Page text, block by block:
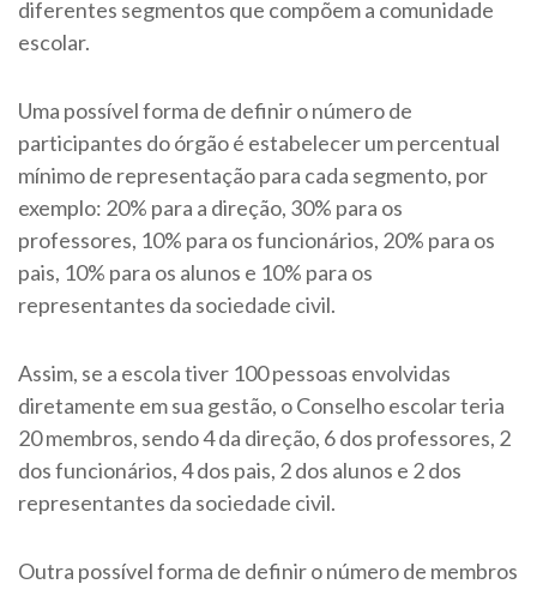
diferentes segmentos que compõem a comunidade
escolar.
Uma possível forma de definir o número de
participantes do órgão é estabelecer um percentual
mínimo de representação para cada segmento, por
exemplo: 20% para a direção, 30% para os
professores, 10% para os funcionários, 20% para os
pais, 10% para os alunos e 10% para os
representantes da sociedade civil.
Assim, se a escola tiver 100 pessoas envolvidas
diretamente em sua gestão, o Conselho escolar teria
20 membros, sendo 4 da direção, 6 dos professores, 2
dos funcionários, 4 dos pais, 2 dos alunos e 2 dos
representantes da sociedade civil.
Outra possível forma de definir o número de membros